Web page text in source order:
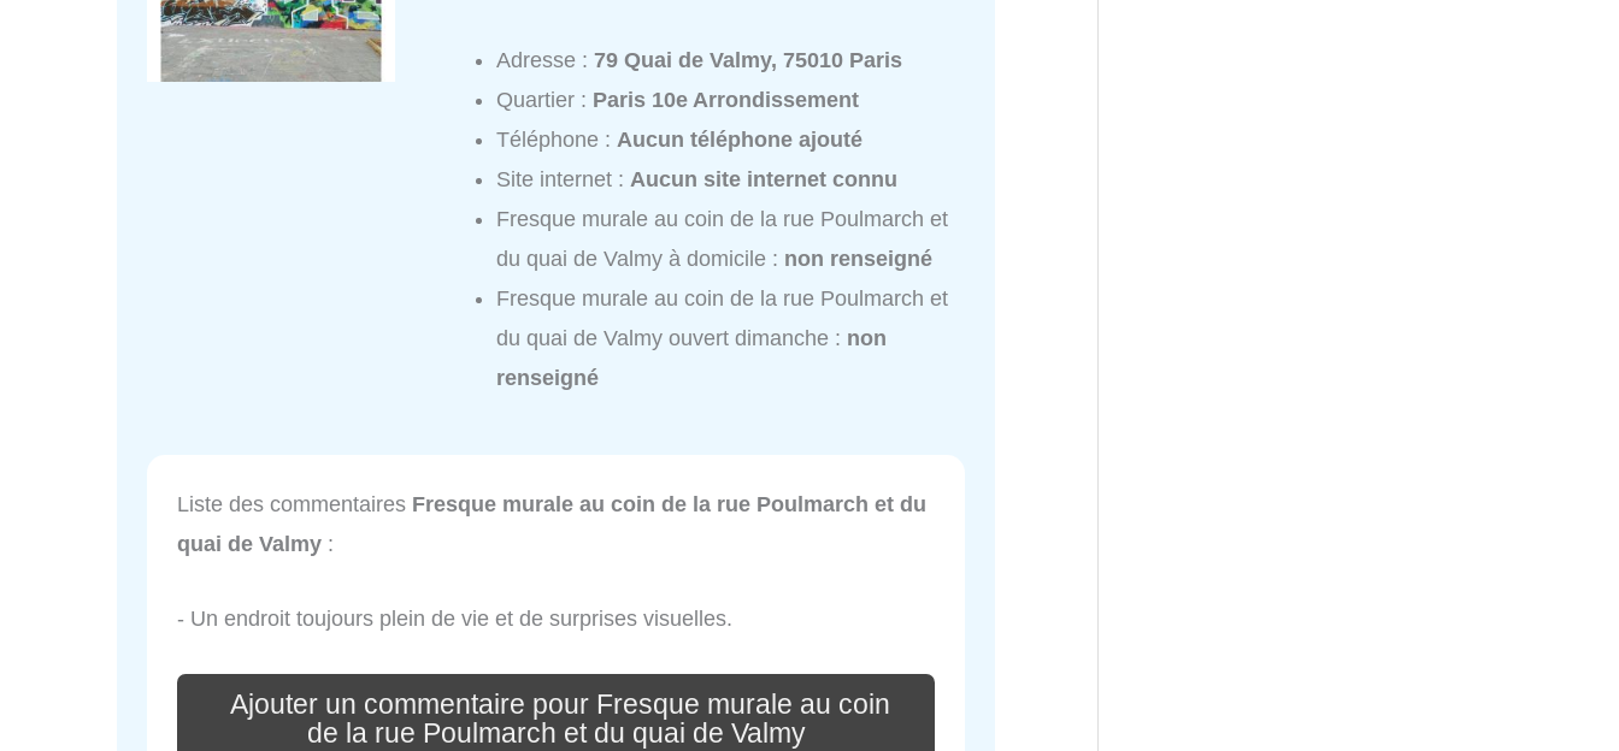
Adresse :79 Quai de Valmy, 75010 Paris
Quartier : Paris 10e Arrondissement
Téléphone :Aucun téléphone ajouté
Site internet :Aucun site internet connu
Fresque murale au coin de la rue Poulmarch et
du quai de Valmy à domicile : non renseigné
Fresque murale au coin de la rue Poulmarch et
du quai de Valmy ouvert dimanche : non
renseigné
Liste des commentaires Fresque murale au coin de la rue Poulmarch et du
quai de Valmy :
- Un endroit toujours plein de vie et de surprises visuelles.
Ajouter un commentaire pour Fresque murale au coin
de la rue Poulmarch et du quai de Valmy